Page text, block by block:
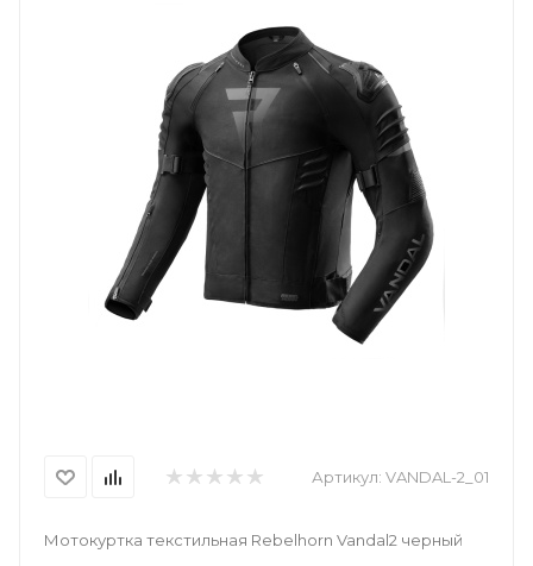
Артикул: VANDAL-2_01
Мотокуртка текстильная Rebelhorn Vandal2 черный